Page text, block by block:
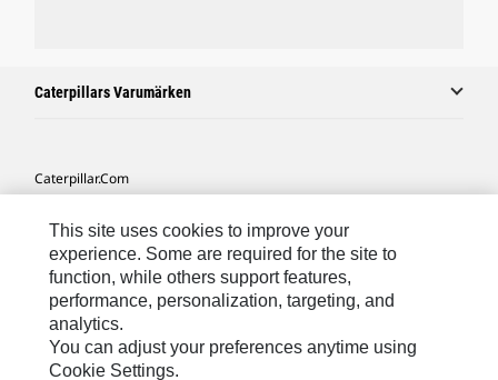
Caterpillars Varumärken
Caterpillar.com
Mina Marknadsföringspreferenser
Platskarta
Cookie Settings
Juridiskt
This site uses cookies to improve your
experience. Some are required for the site to
function, while others support features,
performance, personalization, targeting, and
analytics.
You can adjust your preferences anytime using
Cookie Settings.